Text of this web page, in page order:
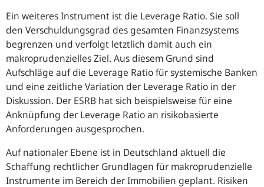
Ein weiteres Instrument ist die Leverage Ratio. Sie soll
den Verschuldungsgrad des gesamten Finanzsystems
begrenzen und verfolgt letztlich damit auch ein
makroprudenzielles Ziel. Aus diesem Grund sind
Aufschläge auf die Leverage Ratiofür systemische Banken
und eine zeitliche Variation der Leverage Ratio in der
Diskussion. Der ESRB hat sich beispielsweise für eine
Anknüpfung der Leverage Ratioan risikobasierte
Anforderungen ausgesprochen.
Auf nationaler Ebene ist in Deutschland aktuell die
Schaffung rechtlicher Grundlagen für makroprudenzielle
Instrumente im Bereich der Immobilien geplant. Risiken